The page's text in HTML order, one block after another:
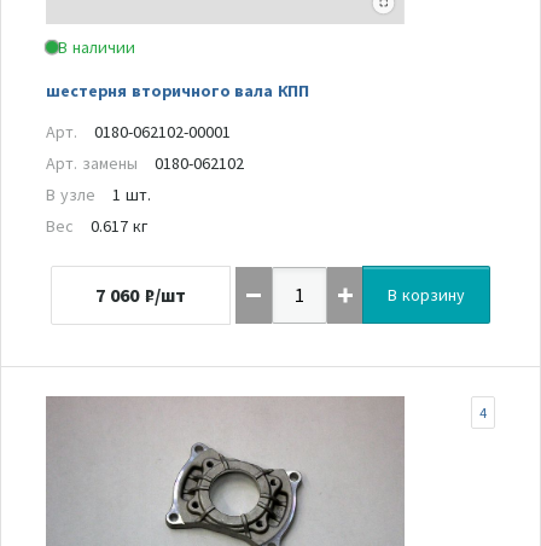
В наличии
шестерня вторичного вала КПП
Арт.
0180-062102-00001
Арт. замены
0180-062102
В узле
1 шт.
Вес
0.617 кг
7 060 ₽/шт В корзину
4